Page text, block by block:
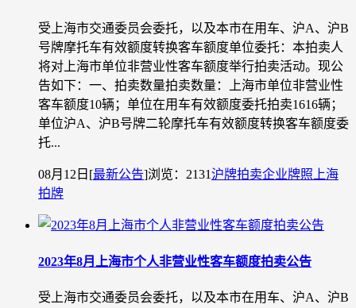
受上海市交通委员会委托，以及本市在用车、沪A、沪B
号牌摩托车有效额度转换客车额度单位委托：本拍卖人
将对上海市单位非营业性客车额度举行拍卖活动。现公
告如下：一、拍卖数量拍卖数量：上海市单位非营业性
客车额度10辆；单位在用车有效额度委托拍卖1616辆；
单位沪A、沪B号牌二轮摩托车有效额度转换客车额度委
托...
08月12日 [最新公告]浏览：2131沪牌拍卖企业牌照 上海
拍牌
2023年8月上海市个人非营业性客车额度拍卖公告
受上海市交通委员会委托，以及本市在用车、沪A、沪B